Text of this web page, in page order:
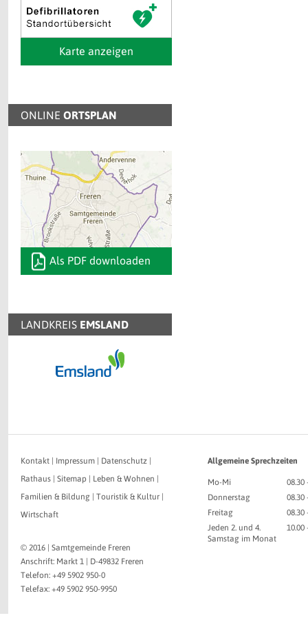
Karte anzeigen
ONLINE ORTSPLAN
Als PDF downloaden
LANDKREIS EMSLAND
Kontakt Impressum Datenschutz
Rathaus
Sitemap Leben & Wohnen
Familien & Bildung
Touristik & Kultur
Wirtschaft
© 2016 | Samtgemeinde Freren
Anschrift: Markt 1 | D-49832 Freren
Telefon: +49 5902 950-0
Telefax: +49 5902 950-9950
Allgemeine Sprechzeiten
Mo-Mi
08.30
Donnerstag
08.30
Freitag
08.30
Jeden 2. und 4.
Samstag im Monat